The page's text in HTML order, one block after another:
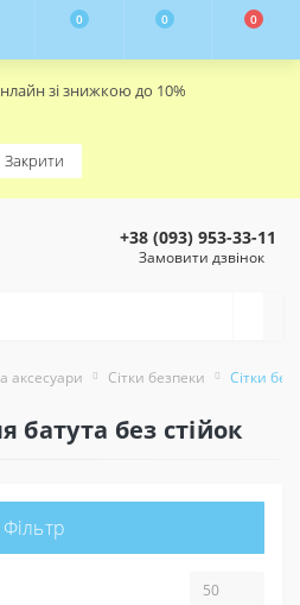
зі знижкою до 10%
Закрити
0 0 0
+38 (093) 953-33-11
Замовити дзвінок
аксесуари Сітки безпеки Сітки
батута без стійок
Фільтр